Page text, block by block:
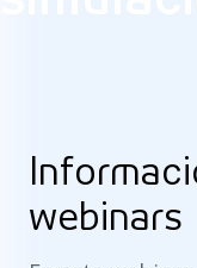
webinars